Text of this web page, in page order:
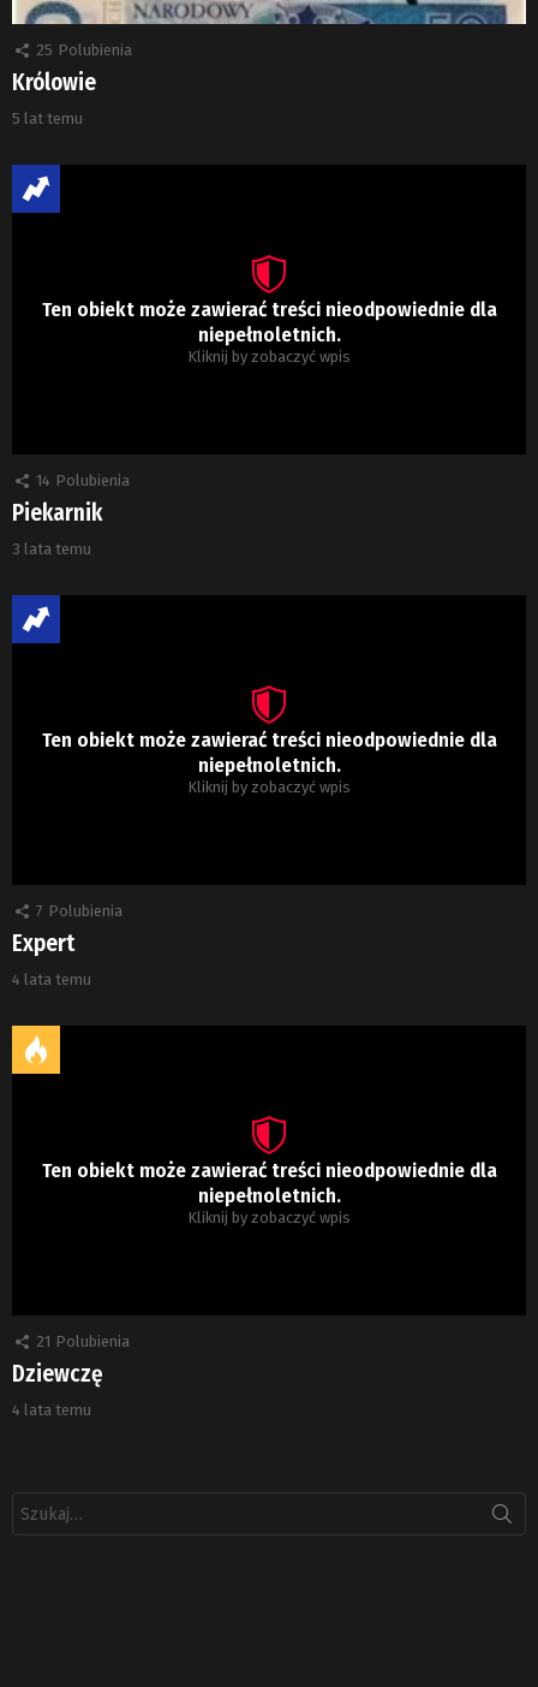
25 Polubienia
Królowie
5 lat temu
Ten obiekt może zawierać treści nieodpowiednie dla
niepełnoletnich.
Kliknij by zobaczyć wpis
14 Polubienia
Piekarnik
3 lata temu
Ten obiekt może zawierać treści nieodpowiednie dla
niepełnoletnich.
Kliknij by zobaczyć wpis
7 Polubienia
Expert
4 lata temu
Ten obiekt może zawierać treści nieodpowiednie dla
niepełnoletnich.
Kliknij by zobaczyć wpis
21 Polubienia
Dziewczę
4 lata temu